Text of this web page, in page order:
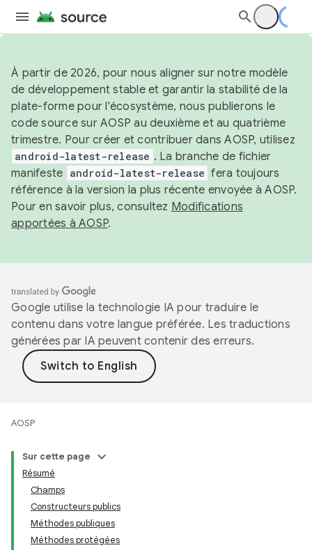
À partir de 2026, pour nous aligner sur notre modèle
de développement stable et garantir la stabilité de la
plate-forme pour l'écosystème, nous publierons le
code source sur AOSP au deuxième et au quatrième
trimestre. Pour créer et contribuer dans AOSP, utilisez
android-latest-release . La branche de fichier
manifeste android-latest-release fera toujours
référence à la version la plus récente envoyée à AOSP.
Pour en savoir plus, consultez Modifications
apportées à AOSP.
Google utilise la technologie IA pour traduire le
contenu dans votre langue préférée. Les traductions
générées par IA peuvent contenir des erreurs.
AOSP
Sur cette page
Résumé
Champs
Constructeurs publics
Méthodes publiques
Méthodes protégées